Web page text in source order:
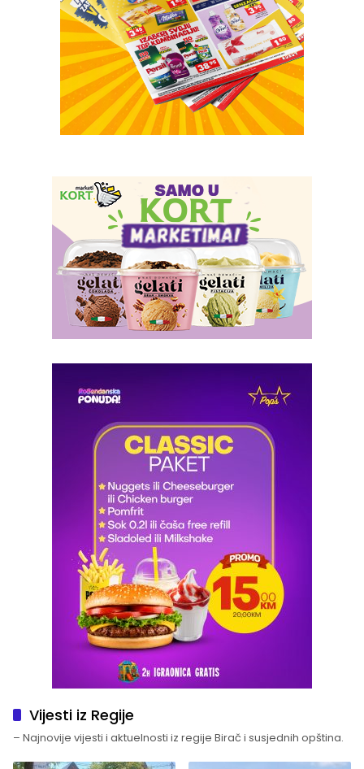
Vijesti iz Regije
– Najnovije vijesti i aktuelnosti iz regije Birač i susjednih opština.